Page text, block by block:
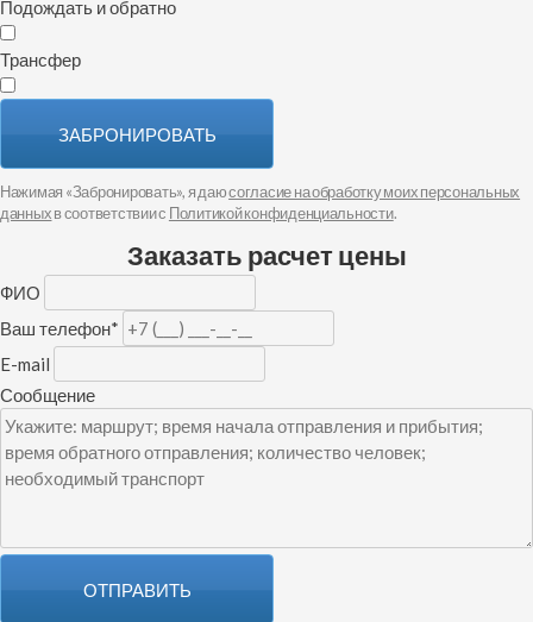
Подождать и обратно
Трансфер
ЗАБРОНИРОВАТЬ
Нажимая «Забронировать», я даюсогласие на обработку моих персональных
данныхв соответствии с Политикой конфиденциальности.
Заказать расчет цены
ФИО
Ваш телефон*
E-mail
Сообщение
ОТПРАВИТЬ